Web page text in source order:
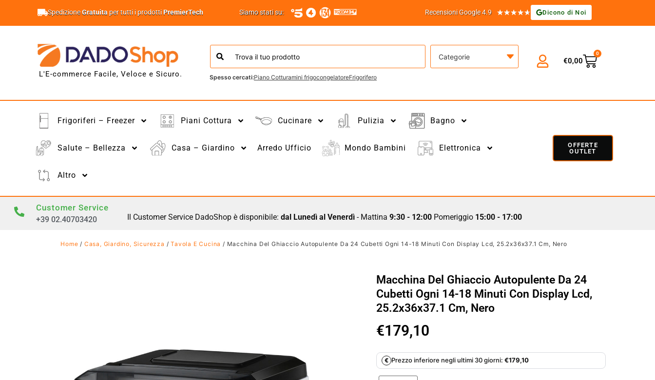
SpedizioneGratuita per tutti i prodottiPremierTech Siamo stati su: Recensioni Google 4.9 ★★★★★ Dicono di Noi
L'E-commerce Facile, Veloce e Sicuro.
Categorie
Spesso cercati:Piano Cotturamini frigocongelatoreFrigorifero
€0,00
0
Frigoriferi – Freezer Piani Cottura Cucinare Pulizia Bagno
Salute – Bellezza Casa – Giardino Arredo Ufficio Mondo Bambini Elettronica
Altro
OFFERTE
OUTLET
Customer Service
+39 02.40703420 Il Customer Service DadoShop è disponibile: dal Lunedì al Venerdì- Mattina 9:30 - 12:00Pomeriggio 15:00 - 17:00
Home / Casa, Giardino, Sicurezza /Tavola E Cucina / Macchina Del Ghiaccio Autopulente Da 24 Cubetti Ogni 14-18 Minuti Con Display Lcd, 25.2x36x37.1 Cm, Nero
Macchina Del Ghiaccio Autopulente Da 24
Cubetti Ogni 14-18 Minuti Con Display Lcd,
25.2x36x37.1 Cm, Nero
€179,10
€ Prezzo inferiore negli ultimi 30 giorni: €179,10